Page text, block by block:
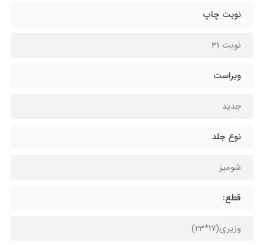
نوبت چاپ
نوبت 31
ویراست
جدید
نوع جلد
شومیز
قطع:
وزیری(17*23)